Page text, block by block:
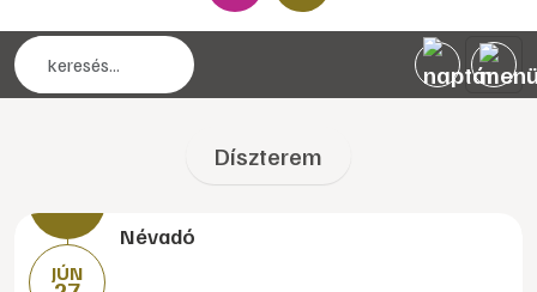
Díszterem
JÚN
Névadó